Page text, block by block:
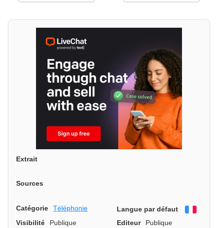
Extrait
Sources
Catégorie Téléphonie Langue par défaut
Visibilité
Publique Editeur Publique